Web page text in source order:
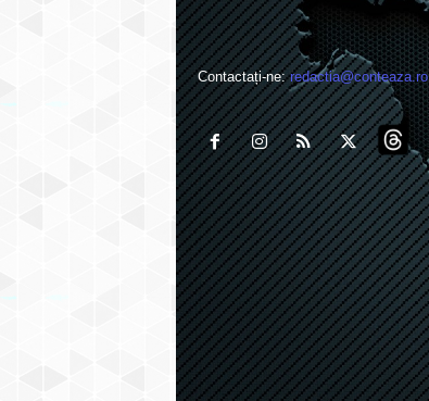
Contactați-ne:redactia@conteaza.ro